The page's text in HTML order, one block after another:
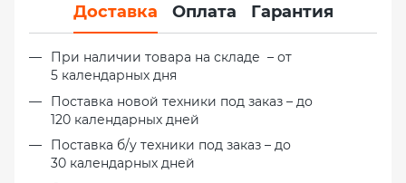
Доставка Оплата Гарантия
При наличии товара на складе – от
5 календарных дня
Поставка новой техники под заказ – до
120 календарных дней
Поставка б/у техники под заказ – до
30 календарных дней